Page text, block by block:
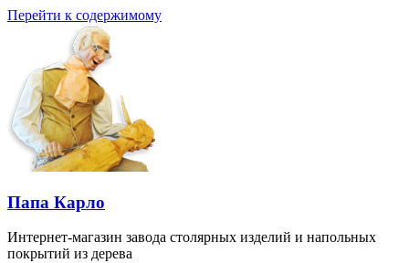
Перейти к содержимому
Папа Карло
Интернет-магазин завода столярных изделий и напольных
покрытий из дерева